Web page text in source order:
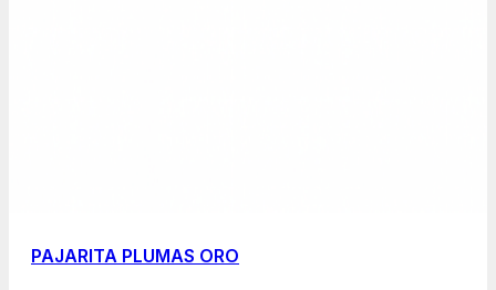
PAJARITA PLUMAS ORO